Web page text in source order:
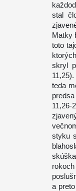
stal
Matky
toto
skryl
teda
styku
a